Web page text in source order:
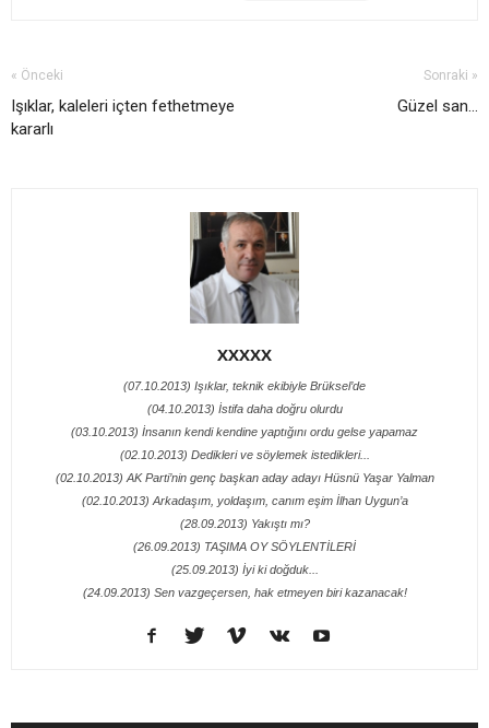
« Önceki
Işıklar, kaleleri içten fethetmeye
kararlı
Sonraki »
Güzel san...
XXXXX
(07.10.2013) Işıklar, teknik ekibiyle Brüksel’de
(04.10.2013) İstifa daha doğru olurdu
(03.10.2013) İnsanın kendi kendine yaptığını ordu gelse yapamaz
(02.10.2013) Dedikleri ve söylemek istedikleri...
(02.10.2013) AK Parti’nin genç başkan aday adayı Hüsnü Yaşar Yalman
(02.10.2013) Arkadaşım, yoldaşım, canım eşim İlhan Uygun’a
(28.09.2013) Yakıştı mı?
(26.09.2013) TAŞIMA OY SÖYLENTİLERİ
(25.09.2013) İyi ki doğduk...
(24.09.2013) Sen vazgeçersen, hak etmeyen biri kazanacak!